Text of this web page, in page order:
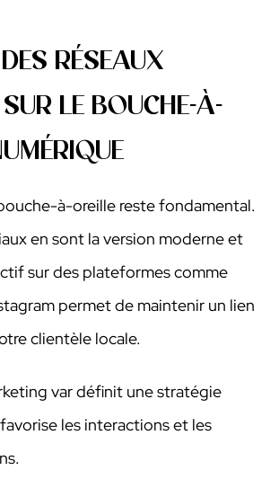
RÉSEAUX
LE BOUCHE-À-
à-oreille reste fondamental.
en sont la version moderne et
sur des plateformes comme
permet de maintenir un lien
clientèle locale.
var définit une stratégie
les interactions et les